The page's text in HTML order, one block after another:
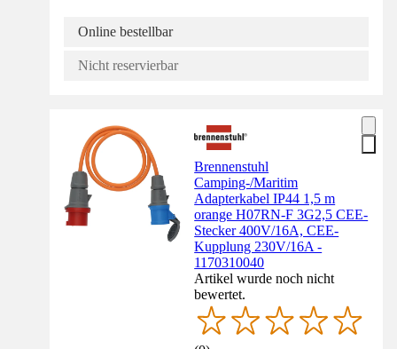
Online bestellbar
Nicht reservierbar
Brennenstuhl
Camping-/Maritim
Adapterkabel IP44 1,5 m
orange H07RN-F 3G2,5 CEE-
Stecker 400V/16A, CEE-
Kupplung 230V/16A -
1170310040
Artikel wurde noch nicht
bewertet.